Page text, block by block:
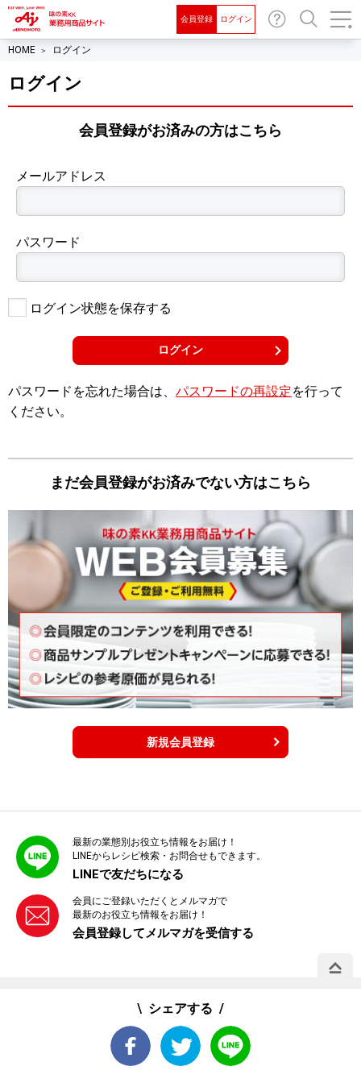
会員登録 ログイン
HOME ログイン
ログイン
会員登録がお済みの⽅はこちら
メールアドレス
パスワード
ログイン状態を保存する
パスワードを忘れた場合は、 パスワードの再設定を⾏って
ください。
まだ会員登録がお済みでない⽅はこちら
新規会員登録
最新の業態別お役立ち情報をお届け！
LINEからレシピ検索・お問合せもできます。
LINEで友だちになる
会員にご登録いただくとメルマガで
最新のお役立ち情報をお届け！
会員登録してメルマガを受信する
シェアする